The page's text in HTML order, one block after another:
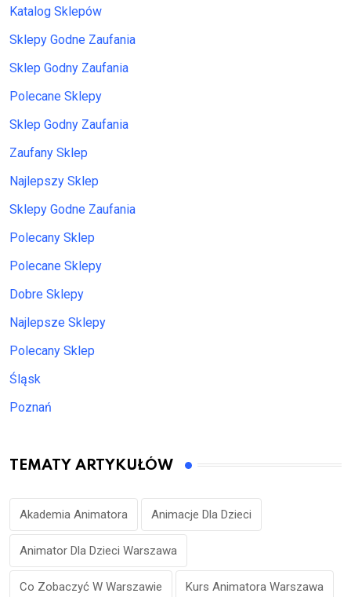
Katalog Sklepów
Sklepy Godne Zaufania
Sklep Godny Zaufania
Polecane Sklepy
Sklep Godny Zaufania
Zaufany Sklep
Najlepszy Sklep
Sklepy Godne Zaufania
Polecany Sklep
Polecane Sklepy
Dobre Sklepy
Najlepsze Sklepy
Polecany Sklep
Śląsk
Poznań
TEMATY ARTYKUŁÓW
Akademia Animatora Animacje Dla Dzieci
Animator Dla Dzieci Warszawa
Co Zobaczyć W Warszawie Kurs Animatora Warszawa